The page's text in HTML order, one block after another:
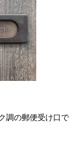
調の郵便受け口で